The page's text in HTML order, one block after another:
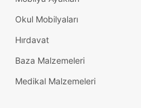
Okul Mobilyaları
Hırdavat
Baza Malzemeleri
Medikal Malzemeleri